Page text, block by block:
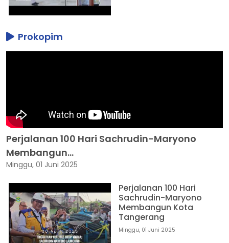
Prokopim
Perjalanan 100 Hari Sachrudin-Maryono
Membangun...
Minggu, 01 Juni 2025
Perjalanan 100 Hari
Sachrudin-Maryono
Membangun Kota
Tangerang
Minggu, 01 Juni 2025